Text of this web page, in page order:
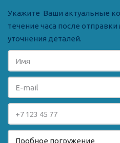
Укажите  Ваши актуальные
течение часа после
уточнения деталей.